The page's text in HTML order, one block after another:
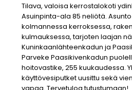
Tilava, valoisa kerrostalokoti
Asuinpinta-ala 85 neliötä.
kolmannessa kerroksessa,
kulmauksessa, tarjoten laajan
Kuninkaanlähteenkadun ja
Parveke Paasikivenkadun
hoitovastike, 255 kuukaudessa.
käyttövesiputket uusittu sekä
vapaa. Tervetuloa tutustumaan!